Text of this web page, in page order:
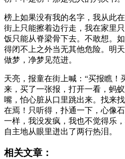
榜上如果没有我的名字，我从此
街上只能擦着边行走，我在家里
饭只能从脊梁骨下去。不敢想。
得闭不上之外当无其他危险。明
做梦，净梦见范进。
天亮，报童在街上喊：“买报瞧！
来，买了一张报，打开一看，蚂
嘴，怕心脏从口里跳出来。找来
在焉！只听得，扑通一下，心像
一样，我没发疯，我也不觉得乐
自主地从眼里迸出了两行热泪。
相关文章：